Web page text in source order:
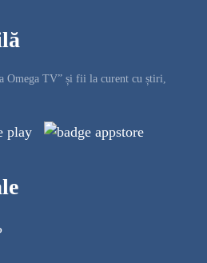
Omega TV” și fii la curent cu știri,